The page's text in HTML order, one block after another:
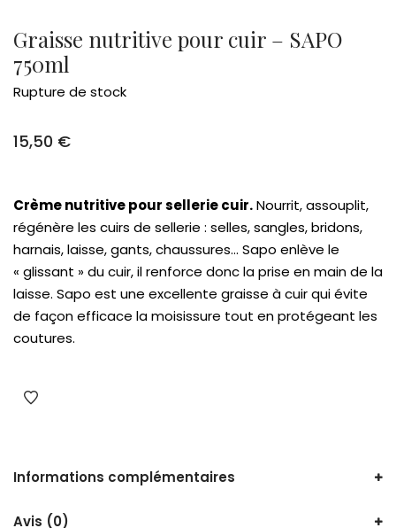
Graisse nutritive pour cuir – SAPO
750ml
Rupture de stock
15,50 €
Crème nutritive pour sellerie cuir.Nourrit, assouplit,
régénère les cuirs de sellerie : selles, sangles, bridons,
harnais, laisse, gants, chaussures… Sapo enlève le
« glissant » du cuir, il renforce donc la prise en main de la
laisse. Sapo est une excellente graisse à cuir qui évite
de façon efficace la moisissure tout en protégeant les
coutures.
Informations complémentaires
Avis (0)